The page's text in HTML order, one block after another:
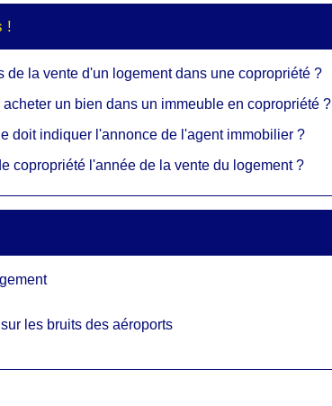
!
de la vente d'un logement dans une copropriété ?
un bien dans un immeuble en copropriété ?
doit indiquer l'annonce de l'agent immobilier ?
copropriété l'année de la vente du logement ?
les bruits des aéroports